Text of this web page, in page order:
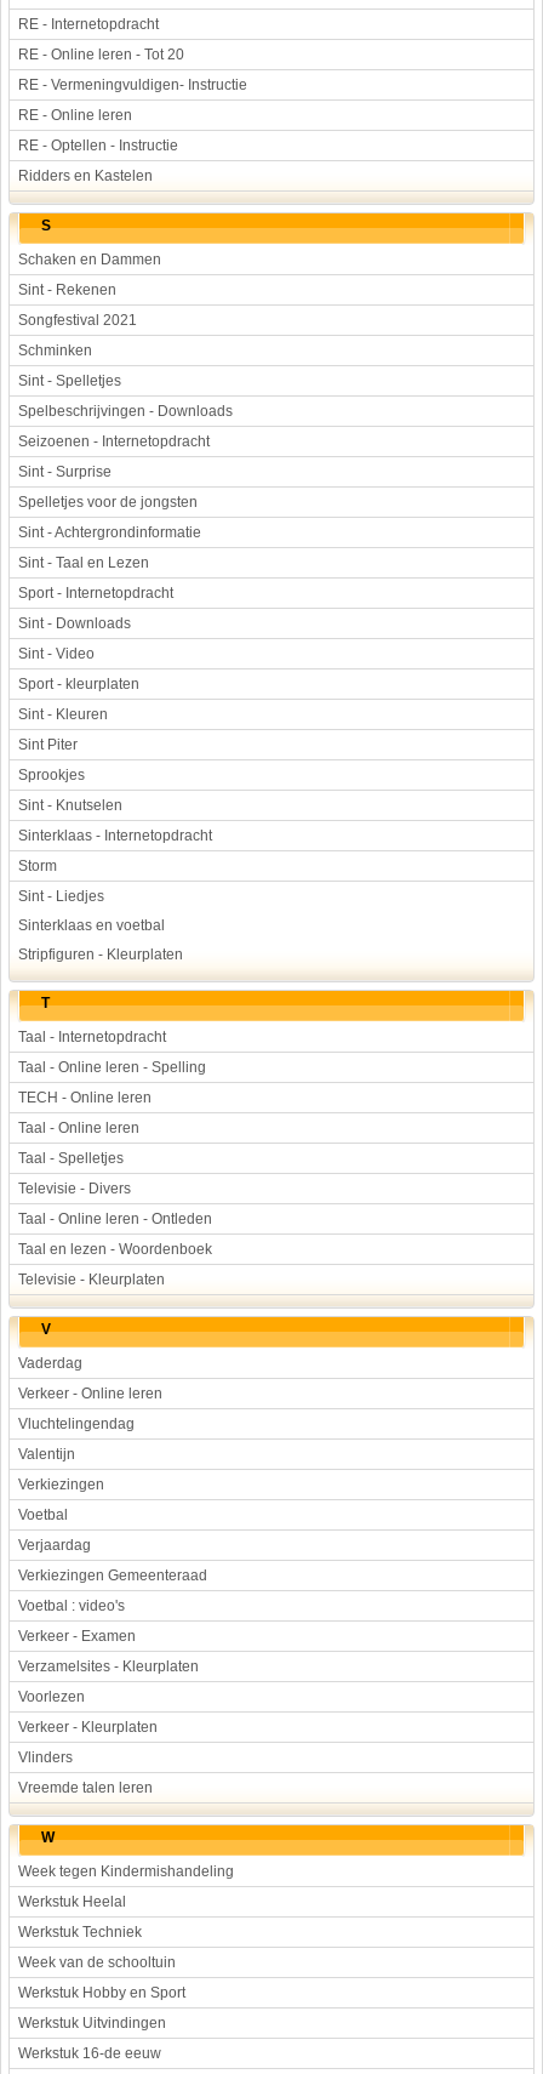
RE - Internetopdracht
RE - Online leren - Tot 20
RE - Vermeningvuldigen- Instructie
RE - Online leren
RE - Optellen - Instructie
Ridders en Kastelen
S
Schaken en Dammen
Sint - Rekenen
Songfestival 2021
Schminken
Sint - Spelletjes
Spelbeschrijvingen - Downloads
Seizoenen - Internetopdracht
Sint - Surprise
Spelletjes voor de jongsten
Sint - Achtergrondinformatie
Sint - Taal en Lezen
Sport - Internetopdracht
Sint - Downloads
Sint - Video
Sport - kleurplaten
Sint - Kleuren
Sint Piter
Sprookjes
Sint - Knutselen
Sinterklaas - Internetopdracht
Storm
Sint - Liedjes
Sinterklaas en voetbal
Stripfiguren - Kleurplaten
T
Taal - Internetopdracht
Taal - Online leren - Spelling
TECH - Online leren
Taal - Online leren
Taal - Spelletjes
Televisie - Divers
Taal - Online leren - Ontleden
Taal en lezen - Woordenboek
Televisie - Kleurplaten
V
Vaderdag
Verkeer - Online leren
Vluchtelingendag
Valentijn
Verkiezingen
Voetbal
Verjaardag
Verkiezingen Gemeenteraad
Voetbal : video's
Verkeer - Examen
Verzamelsites - Kleurplaten
Voorlezen
Verkeer - Kleurplaten
Vlinders
Vreemde talen leren
W
Week tegen Kindermishandeling
Werkstuk Heelal
Werkstuk Techniek
Week van de schooltuin
Werkstuk Hobby en Sport
Werkstuk Uitvindingen
Werkstuk 16-de eeuw